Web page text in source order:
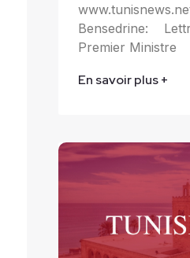
Bensedrine:
Premier Ministre
En savoir plus +